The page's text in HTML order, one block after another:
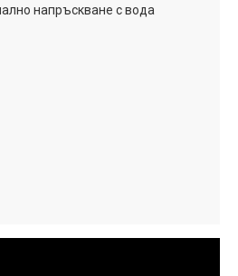
напръскване с вода